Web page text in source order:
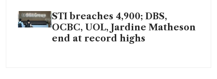
STI breaches 4,900; DBS,
OCBC, UOL, Jardine Matheson
end at record highs